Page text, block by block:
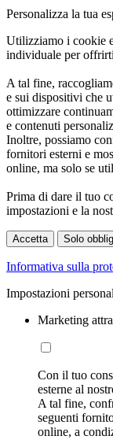
Personalizza la tua
Utilizziamo i cookie
individuale per
A tal fine,
e sui dispositivi che
ottimizzare
e contenuti
Inoltre, possiamo
fornitori esterni e
online, ma solo se
Prima di dare il tuo
impostazioni e la
Accetta Solo
Informativa sulla
Impostazioni
Marketing
Con il tuo
esterne al
A tal fine,
seguenti
online, a